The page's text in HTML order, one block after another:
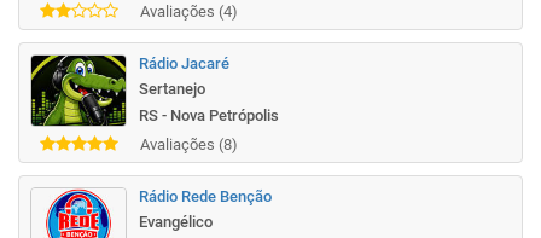
Avaliações (4)
Rádio Jacaré
Sertanejo
RS - Nova Petrópolis
Avaliações (8)
Rádio Rede Benção
Evangélico